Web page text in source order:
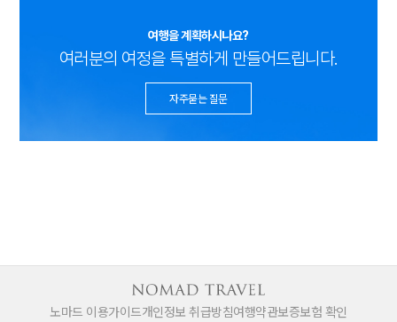
여행을 계획하시나요?
여러분의 여정을 특별하게 만들어드립니다.
자주묻는 질문
노마드 이용가이드개인정보 취급방침여행약관보증보험 확인